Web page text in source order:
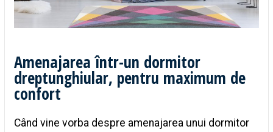
Amenajarea într-un dormitor
dreptunghiular, pentru maximum de
confort
Când vine vorba despre amenajarea unui dormitor